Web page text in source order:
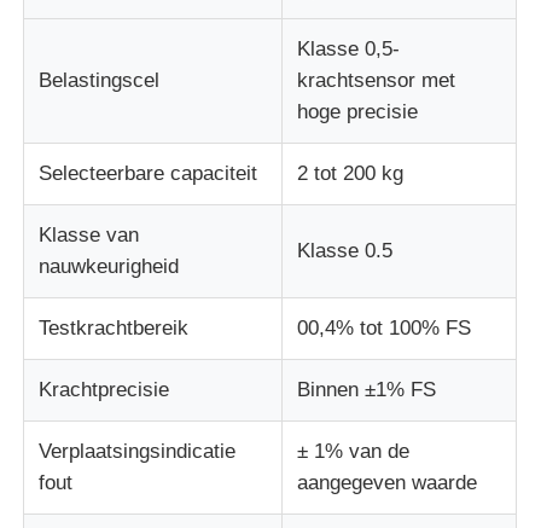
Temperatuur en Vochtigheidscontrolemechanisme
hardheidsmeetapparaat
Belastingscel
Klasse 0,5-
krachtsensor met
hoge precisie
Selecteerbare capaciteit 2 tot 200 kg
Klasse van
nauwkeurigheid
Klasse 0.5
Testkrachtbereik 00,4% tot 100% FS
Krachtprecisie Binnen ±1% FS
Verplaatsingsindicatie
fout
± 1% van de
aangegeven waarde